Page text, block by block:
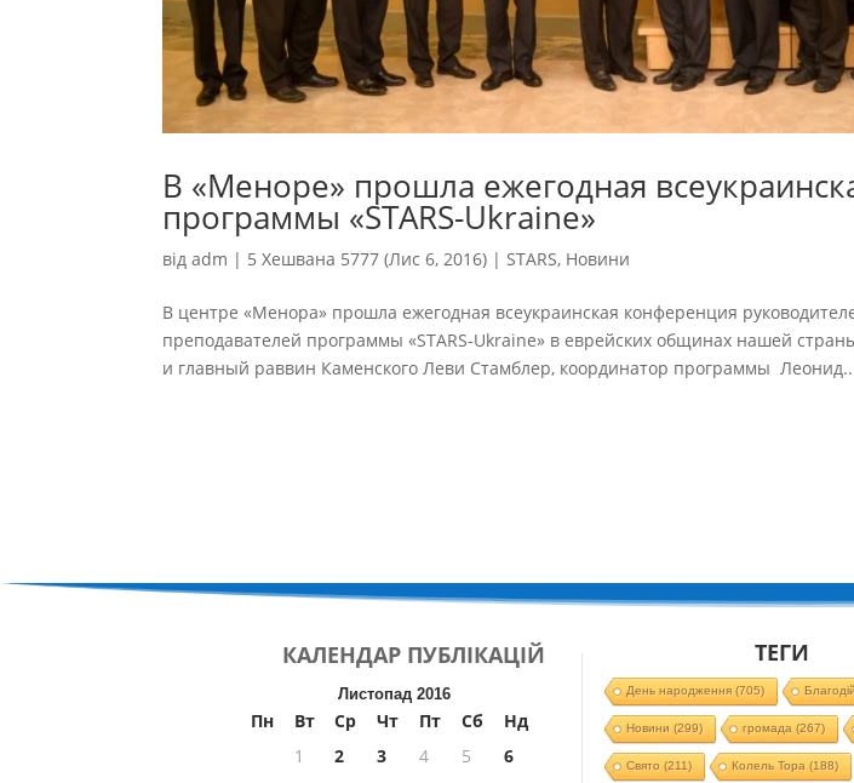
В «Меноре» прошла ежегодная
программы «STARS-Ukraine»
відadm | 5 Хешвана 5777 (Лис 6, 2016) |STARS, Новини
В центре «Менора» прошла ежегодная всеукраинская конференция
преподавателей программы «STARS-Ukraine» в еврейских общинах нашей
и главный раввин Каменского Леви Стамблер, координатор программы
КАЛЕНДАР ПУБЛІКАЦІЙ
Листопад 2016
Пн Вт Ср Чт Пт Сб
Нд
1
2 3 4 5
6
ТЕГИ
День народження(705)
Новини (299) громада (267)
Свято (211) Колель Тора (188)